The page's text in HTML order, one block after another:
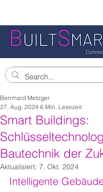
Smart Buildings:
Bautechnik der
Bernhard Metzger
27. Aug. 2024 6 Min. Lesezeit
Aktualisiert: 7. Okt. 2024
Intelligente